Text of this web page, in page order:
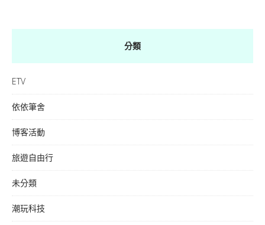
分類
ETV
依依筆舍
博客活動
旅遊自由行
未分類
潮玩科技